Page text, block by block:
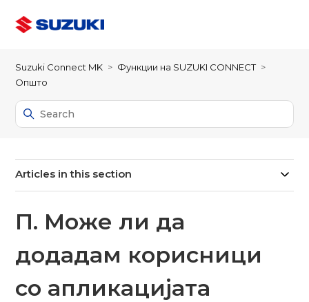
Suzuki Connect MK
Функции на SUZUKI CONNECT
Општо
Articles in this section
П. Може ли да
додадам корисници
со апликацијата